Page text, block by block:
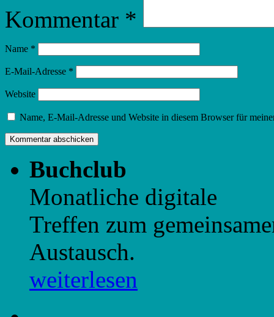
Kommentar *
Name *
E-Mail-Adresse *
Website
Name, E-Mail-Adresse und Website in diesem Browser für
Buchclub
Monatliche digitale
Treffen zum
Austausch.
weiterlesen